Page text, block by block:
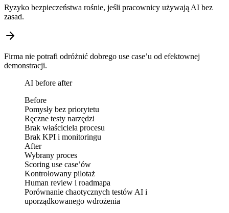
Ryzyko bezpieczeństwa rośnie, jeśli pracownicy używają AI bez
zasad.
Firma nie potrafi odróżnić dobrego use case’u od efektownej
demonstracji.
AI before after
Before
Pomysły bez priorytetu
Ręczne testy narzędzi
Brak właściciela procesu
Brak KPI i monitoringu
After
Wybrany proces
Scoring use case’ów
Kontrolowany pilotaż
Human review i roadmapa
Porównanie chaotycznych testów AI i
uporządkowanego wdrożenia